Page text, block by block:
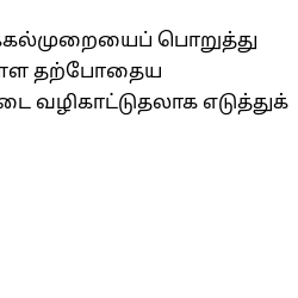
பொறுத்து
தற்போதைய
வழிகாட்டுதலாக எடுத்துக்